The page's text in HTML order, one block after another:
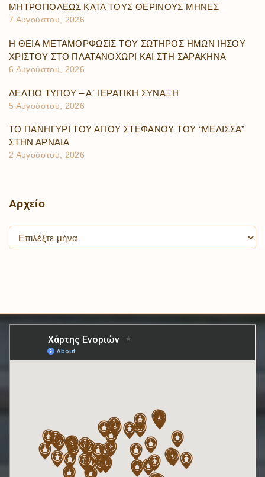
ΜΗΤΡΟΠΟΛΕΩΣ ΚΑΤΑ ΤΟΥΣ ΘΕΡΙΝΟΥΣ ΜΗΝΕΣ
7 Αυγούστου, 2026
Η ΘΕΙΑ ΜΕΤΑΜΟΡΦΩΣΙΣ ΤΟΥ ΣΩΤΗΡΟΣ ΗΜΩΝ ΙΗΣΟΥ
ΧΡΙΣΤΟΥ ΣΤΟ ΠΛΑΤΑΝΟΧΩΡΙ ΚΑΙ ΣΤΗ ΣΑΡΑΚΗΝΑ
6 Αυγούστου, 2026
ΔΕΛΤΙΟ ΤΥΠΟΥ – Α΄ ΙΕΡΑΤΙΚΗ ΣΥΝΑΞΗ
5 Αυγούστου, 2026
ΤΟ ΠΑΝΗΓΥΡΙ ΤΟΥ ΑΓΙΟΥ ΣΤΕΦΑΝΟΥ ΤΟΥ “ΜΕΛΙΣΣΑ”
ΣΤΗΝ ΑΡΝΑΙΑ
2 Αυγούστου, 2026
Αρχείο